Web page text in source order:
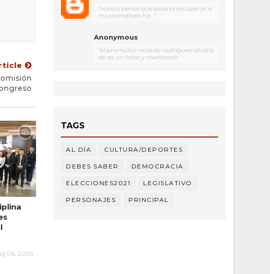
06, 2026
"nunca pensé que podría recuperar a
mi prometido ha..."
Anonymous
"el promotor ricardo rodríguez alvara
do es un falso y mentiroso "
TAGS
AL DÍA CULTURA/DEPORTES
DEBES SABER DEMOCRACIA
ELECCIONES2021 LEGISLATIVO
PERSONAJES PRINCIPAL